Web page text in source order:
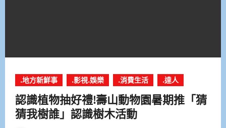
.地方新鮮事 .影視.娛樂 .消費生活 .達人
認識植物抽好禮!壽山動物園暑期推「猜
猜我樹誰」認識樹木活動